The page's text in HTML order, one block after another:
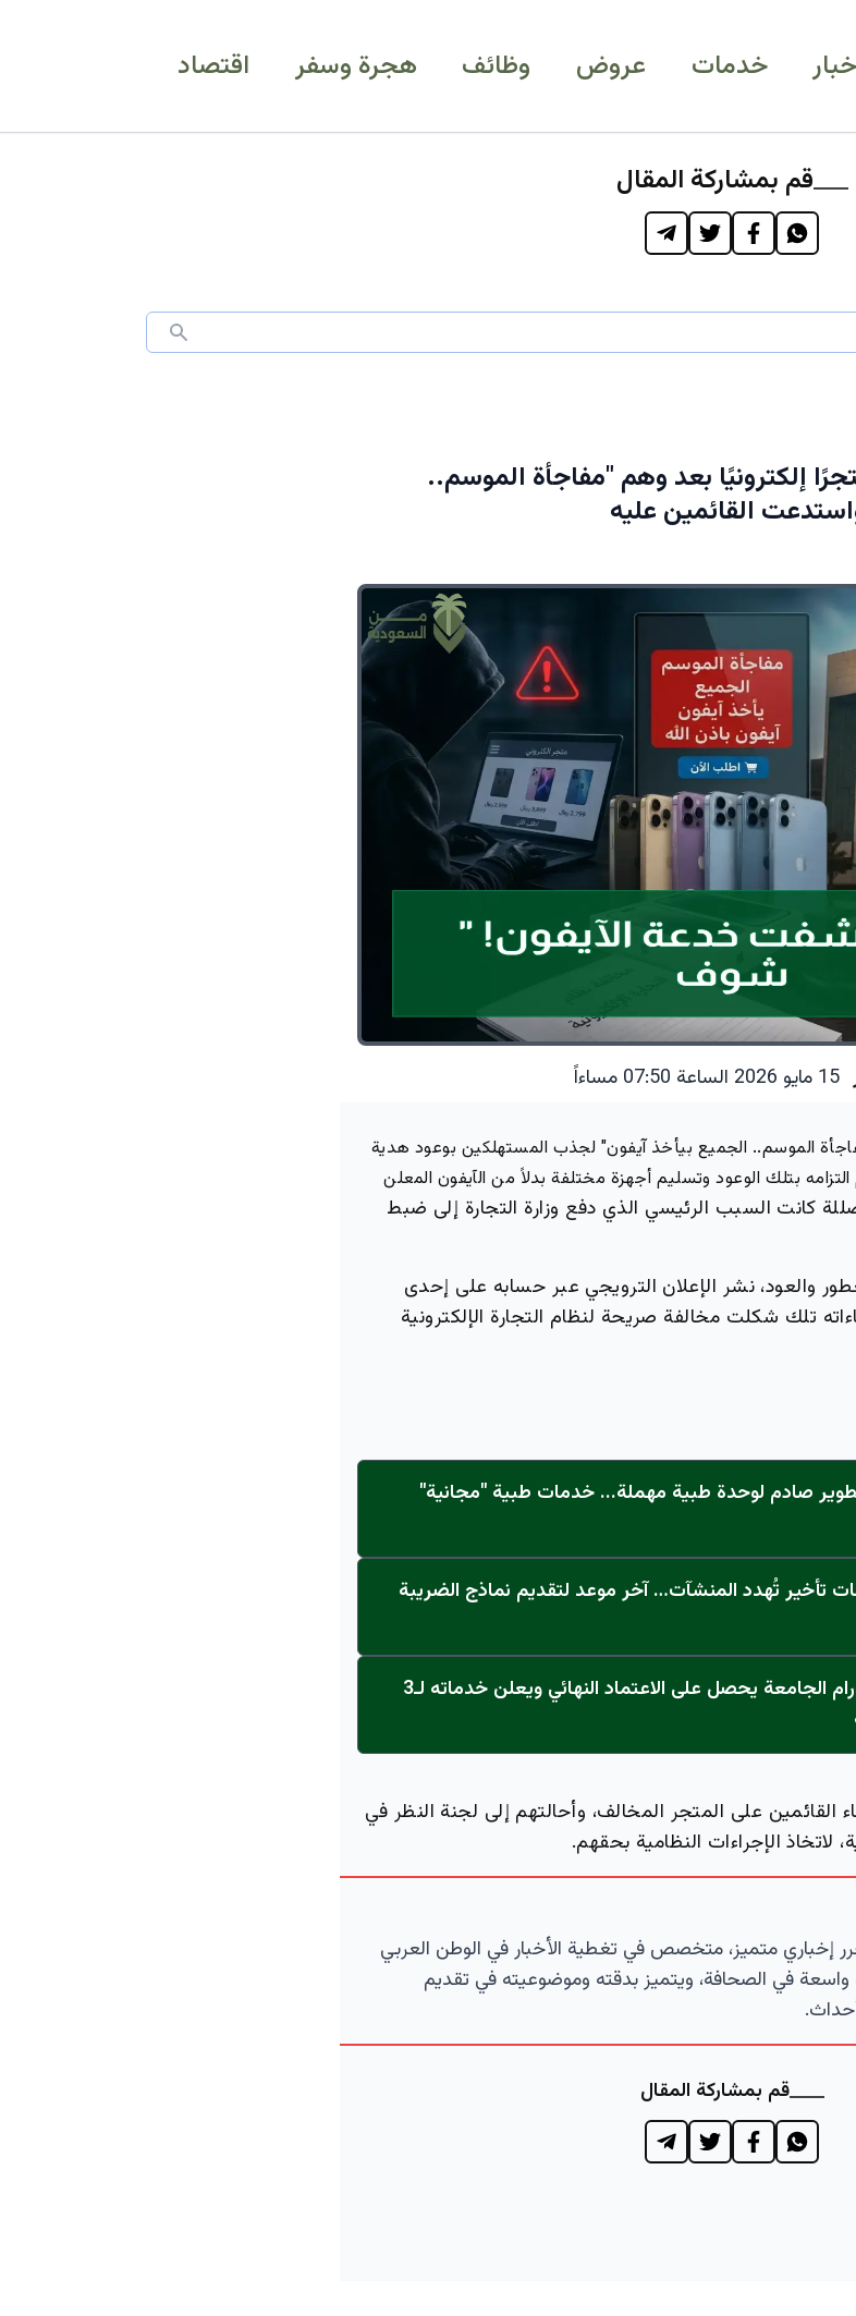
خدمات عروض وظائف هجرة وسفر اقتصاد
قم بمشاركة المقال
إلكترونيًا بعد وهم "مفاجأة الموسم..
القائمين عليه
15 مايو 2026 الساعة 07:50 مساءاً
الموسم.. الجميع بيأخذ آيفون" لجذب المستهلكين بوعود هدية
بتلك الوعود وتسليم أجهزة مختلفة بدلاً من الآيفون المعلن
كانت السبب الرئيسي الذي دفع وزارة التجارة إلى ضبط
والعود، نشر الإعلان الترويجي عبر حسابه على إحدى
تلك شكلت مخالفة صريحة لنظام التجارة الإلكترونية
صادم لوحدة طبية مهملة... خدمات طبية "مجانية"
تأخير تُهدد المنشآت… آخر موعد لتقديم نماذج الضريبة
عاجل: القناة تنطلق... مركز أورام الجامعة يحصل على الاعتماد النهائي ويعلن خدماته لـ3
القائمين على المتجر المخالف، وأحالتهم إلى لجنة النظر في
لاتخاذ الإجراءات النظامية بحقهم.
إخباري متميز، متخصص في تغطية الأخبار في الوطن العربي
واسعة في الصحافة، ويتميز بدقته وموضوعيته في تقديم
قم بمشاركة المقال